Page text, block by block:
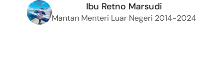
Ibu Retno Marsudi
Mantan Menteri Luar Negeri 2014-2024